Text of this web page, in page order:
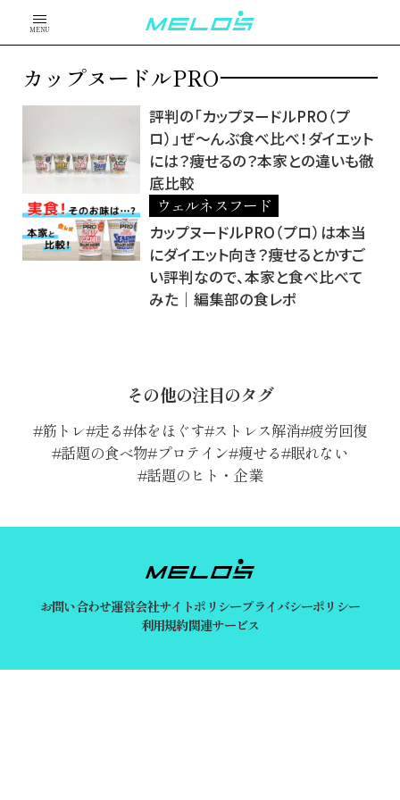
MENU
カップヌードルPRO
評判の「カップヌードルPRO（プ
ロ）」ぜ～んぶ食べ比べ！ダイエット
には？痩せるの？本家との違いも徹
底比較
ウェルネスフード
カップヌードルPRO（プロ）は本当
にダイエット向き？痩せるとかすご
い評判なので、本家と食べ比べて
みた｜編集部の食レポ
その他の注目のタグ
筋トレ 走る 体をほぐす ストレス解消 疲労回復
話題の食べ物 プロテイン 痩せる 眠れない
話題のヒト・企業
お問い合わせ運営会社サイトポリシープライバシーポリシー
利用規約関連サービス